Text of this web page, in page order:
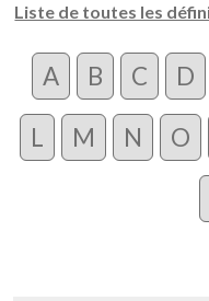
Liste de toutes les
A B C D
L M N O